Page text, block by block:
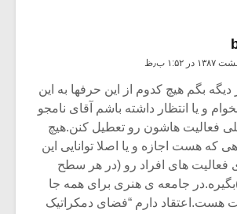
دیگه بگم هیچ کدوم از این حرفها به این
و یا انتظار داشته باشم آقای نامجو
فعالیت هاشون رو تعطیل کنن.هیچ
که هست اجازه و یا اصلا توانایی این
فعالیت های افراد رو (در هر سطح
جامعه ی هنری برای همه جا
هست.اعتقاد دارم “فضای دمکراتیک